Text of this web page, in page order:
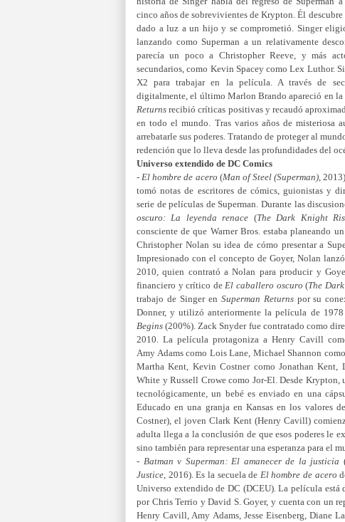
cinco años de sobrevivientes de Krypton. Él descubre
dado a luz a un hijo y se comprometió. Singer
lanzando como Superman a un relativamente
parecía un poco a Christopher Reeve, y más
secundarios, como Kevin Spacey como Lex Luthor.
X2 para trabajar en la película. A través de
digitalmente, el último Marlon Brando apareció en la
Returnsrecibió críticas positivas y recaudó
en todo el mundo. Tras varios años de misteriosa
arrebatarle sus poderes. Tratando de proteger al
redención que lo lleva desde las profundidades del
Universo extendido de DC Comics
- El hombre de acero (Man of Steel (Superman) ,
tomó notas de escritores de cómics, guionistas y
serie de películas de Superman.​ Durante las
oscuro: La leyenda renace (The Dark Knight
consciente de que Warner Bros. estaba planeando
Christopher Nolan su idea de cómo presentar a
Impresionado con el concepto de Goyer, Nolan
2010, quien contrató a Nolan para producir y
financiero y crítico de El caballero oscuro (The
trabajo de Singer en Superman Returnspor su
Donner, y utilizó anteriormente la película de
Begins(200%). Zack Snyder fue contratado como
2010. La película protagoniza a Henry Cavill
Amy Adams como Lois Lane, Michael Shannon
Martha Kent, Kevin Costner como Jonathan Kent,
White y Russell Crowe como Jor-El. Desde Krypton,
tecnológicamente, un bebé es enviado en una
Educado en una granja en Kansas en los valores
Costner), el joven Clark Kent (Henry Cavill)
adulta llega a la conclusión de que esos poderes le
sino también para representar una esperanza para el
- Batman v Superman: El amanecer de la justicia
Justice , 2016).Es la secuela de El hombre de acero
Universo extendido de DC (DCEU). La película está
por Chris Terrio y David S. Goyer, y cuenta con un
Henry Cavill, Amy Adams, Jesse Eisenberg, Diane